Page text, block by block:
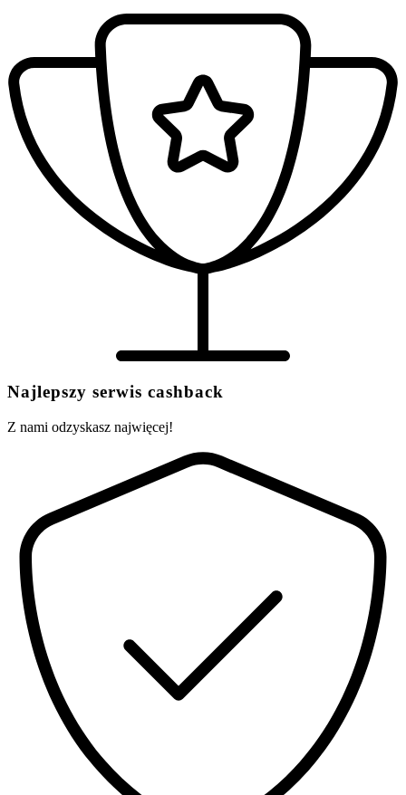
Najlepszy serwis cashback
Z nami odzyskasz najwięcej!